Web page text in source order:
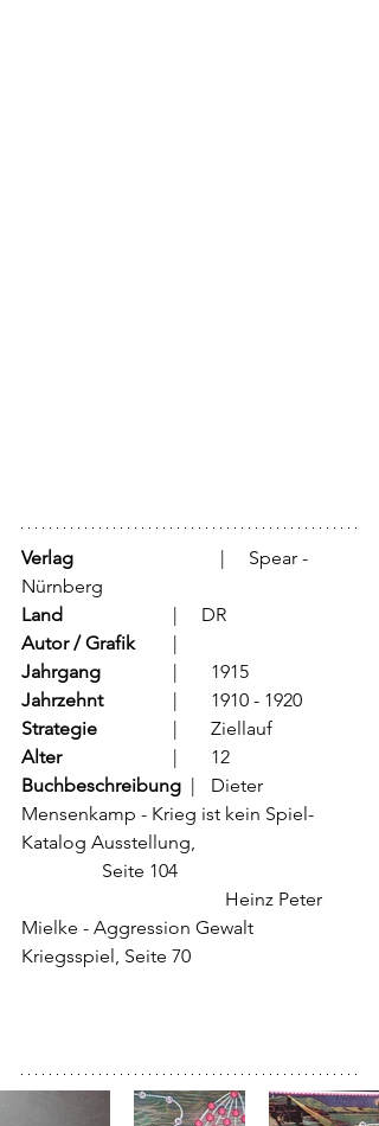
Verlag
Nürnberg
Land
			  |     DR
Autor / Grafik
Jahrgang
		  |	1915
Jahrzehnt
		  |	1910 - 1920
Strategie
		  |	Ziellauf
Alter
			  |	12
Buchbeschreibung
Mensenkamp - Krieg ist kein Spiel-
Katalog Ausstellung,
                 Seite 104
Mielke - Aggression Gewalt
Kriegsspiel, Seite 70